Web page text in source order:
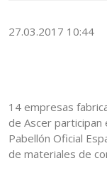
27.03.2017 10:44
14 empresas
de Ascer participan
Pabellón Oficial
de materiales de